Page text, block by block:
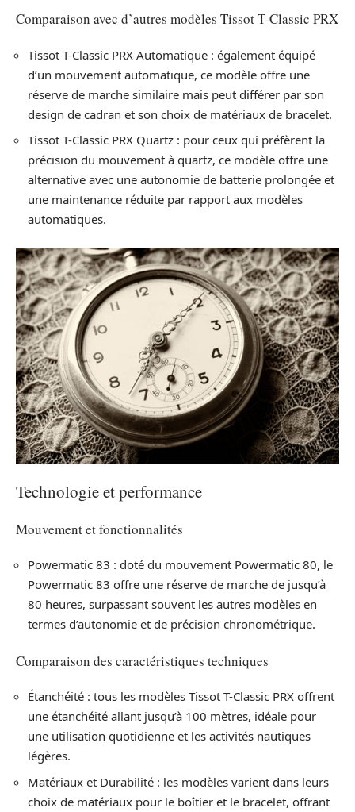
Comparaison avec d’autres modèles Tissot T-Classic PRX
Tissot T-Classic PRX Automatique : également équipé
d’un mouvement automatique, ce modèle offre une
réserve de marche similaire mais peut différer par son
design de cadran et son choix de matériaux de bracelet.
Tissot T-Classic PRX Quartz : pour ceux qui préfèrent la
précision du mouvement à quartz, ce modèle offre une
alternative avec une autonomie de batterie prolongée et
une maintenance réduite par rapport aux modèles
automatiques.
Technologie et performance
Mouvement et fonctionnalités
Powermatic 83 : doté du mouvement Powermatic 80, le
Powermatic 83 offre une réserve de marche de jusqu’à
80 heures, surpassant souvent les autres modèles en
termes d’autonomie et de précision chronométrique.
Comparaison des caractéristiques techniques
Étanchéité : tous les modèles Tissot T-Classic PRX offrent
une étanchéité allant jusqu’à 100 mètres, idéale pour
une utilisation quotidienne et les activités nautiques
légères.
Matériaux et Durabilité : les modèles varient dans leurs
choix de matériaux pour le boîtier et le bracelet, offrant